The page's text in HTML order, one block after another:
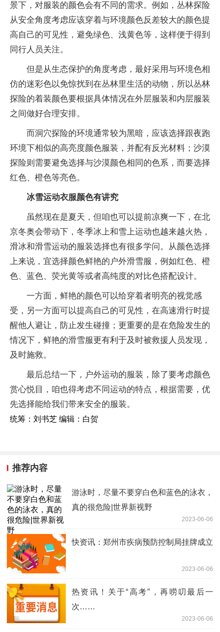
景下，对服装的颜色会有不同的需求。例如，丛林探险
从安全角度考虑应该穿着与环境颜色反差较大的颜色提
高自己的可见性，避免绿色、浅黄色等，这样便于得到
同行人员关注。
但是从生态保护的角度考虑，最好采用与环境色相
仿的迷彩色以免惊扰到在丛林里生活的动物，所以丛林
探险的着装颜色要根据具体情况在外层服装和内层服装
之间做好合理安排。
而洞穴探险的环境通常较为黑暗，应该选择跟夜跑
环境下相似的高亮度颜色服装，并配有反光材料；沙漠
探险则需要避免选择与沙漠颜色相同的色系，而要选择
红色、橙色等亮色。
冰雪运动衣服颜色有讲究
虽然现在是夏天，但咱也可以提前凉爽一下，在北
京冬奥会带动下，冬季冰上和雪上运动也越来越火热，
滑冰和滑雪运动的服装选择也有很多学问。从颜色选择
上来说，宜选择颜色鲜艳的户外滑雪服，例如红色、橙
色、蓝色、荧光黄等或者高纯度的对比色搭配设计。
一方面，鲜艳的颜色可以给穿着者明亮的视觉感
受，另一方面可以提高自己的可见性，在高速滑行时提
醒他人避让，防止发生碰撞；更重要的是在危险发生的
情况下，鲜艳的滑雪服更有利于及时被救援人员发现，
及时施救。
最后总结一下，户外运动的服装，除了要考虑颜色
赏心悦目，咱也得考虑不同运动的特点，根据需要，优
先选择能给我们带来安全的服装。
统筹：刘书芝 编辑：白贺
推荐内容
游泳时，尽量不要穿白色和蓝色的泳衣，
真的很危险|世界新视野
2023-06-06
快资讯：郑州市疾病预防控制局挂牌成立
2023-06-06
热资讯！关于“高考”，再唠叨最后一
次……
2023-06-06